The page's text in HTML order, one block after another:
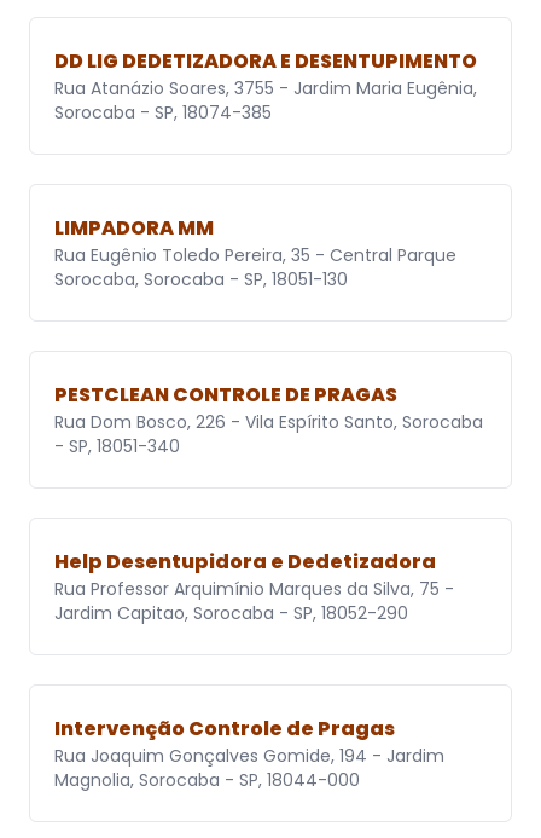
DD LIG DEDETIZADORA E DESENTUPIMENTO
Rua Atanázio Soares, 3755 - Jardim Maria Eugênia,
Sorocaba - SP, 18074-385
LIMPADORA MM
Rua Eugênio Toledo Pereira, 35 - Central Parque
Sorocaba, Sorocaba - SP, 18051-130
PESTCLEAN CONTROLE DE PRAGAS
Rua Dom Bosco, 226 - Vila Espírito Santo, Sorocaba
- SP, 18051-340
Help Desentupidora e Dedetizadora
Rua Professor Arquimínio Marques da Silva, 75 -
Jardim Capitao, Sorocaba - SP, 18052-290
Intervenção Controle de Pragas
Rua Joaquim Gonçalves Gomide, 194 - Jardim
Magnolia, Sorocaba - SP, 18044-000